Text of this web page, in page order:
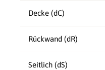
Decke (dC)
Rückwand (dR)
Seitlich (dS)